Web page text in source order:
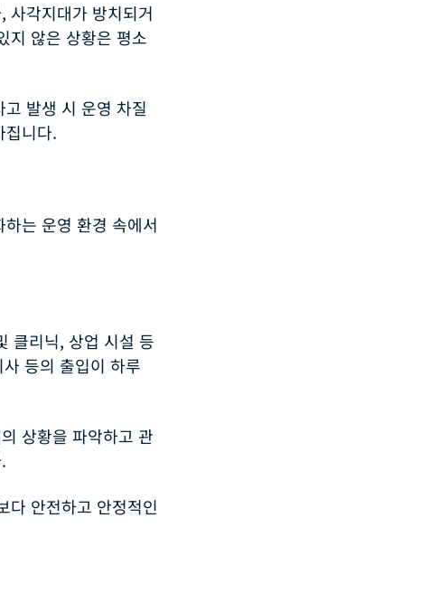
사각지대가 방치되거
지 않은 상황은 평소
발생 시 운영 차질
집니다.
는 운영 환경 속에서
클리닉, 상업 시설 등
등의 출입이 하루
상황을 파악하고 관
다 안전하고 안정적인